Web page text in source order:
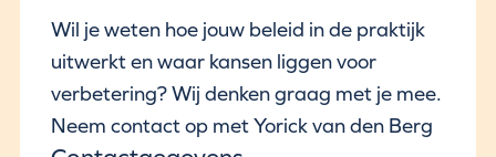
Wil je weten hoe jouw beleid in de praktijk
uitwerkt en waar kansen liggen voor
verbetering? Wij denken graag met je mee.
Neem contact op met Yorick van den Berg